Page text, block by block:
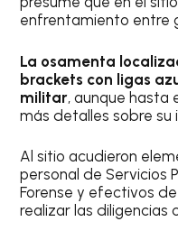
enfrentamiento entre
La osamenta
brackets con ligas
militar, aunque hasta
más detalles sobre su
Al sitio acudieron
personal de Servicios
Forense y efectivos
realizar las diligencias